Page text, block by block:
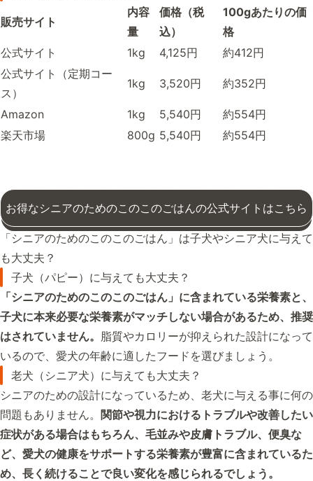
販売サイト
内容
量
価格（税
込）
100gあたりの価
格
公式サイト
1kg 4,125円
約412円
公式サイト（定期コー
ス）
1kg 3,520円 約352円
Amazon 1kg 5,540円
約554円
楽天市場
800g 5,540円 約554円
お得なシニアのためのこのこのごはんの公式サイトはこちら
「シニアのためのこのこのごはん」は子犬やシニア犬に与えて
も大丈夫？
子犬（パピー）に与えても大丈夫？
「シニアのためのこのこのごはん」に含まれている栄養素と、
子犬に本来必要な栄養素がマッチしない場合があるため、推奨
はされていません。 脂質やカロリーが抑えられた設計になって
いるので、愛犬の年齢に適したフードを選びましょう。
老犬（シニア犬）に与えても大丈夫？
シニアのための設計になっているため、老犬に与える事に何の
問題もありません。 関節や視力におけるトラブルや改善したい
症状がある場合はもちろん、毛並みや皮膚トラブル、便臭な
ど、愛犬の健康をサポートする栄養素が豊富に含まれているた
め、長く続けることで良い変化を感じられるでしょう。